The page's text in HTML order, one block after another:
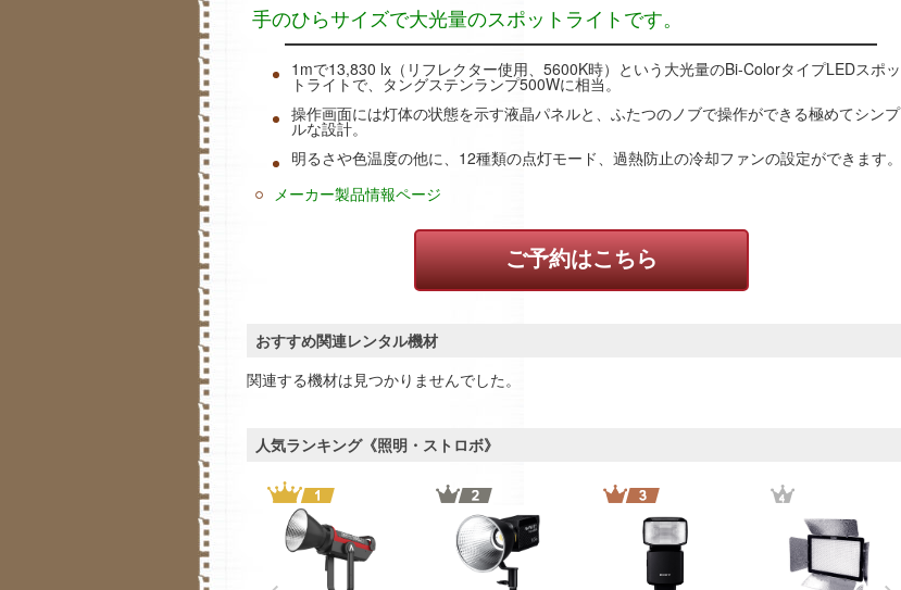
手のひらサイズで大光量のスポットライトです。
1mで13,830 lx（リフレクター使用、5600K時）という大光量のBi-ColorタイプLEDスポッ
トライトで、タングステンランプ500Wに相当。
操作画面には灯体の状態を示す液晶パネルと、ふたつのノブで操作ができる極めてシンプ
ルな設計。
明るさや色温度の他に、12種類の点灯モード、過熱防止の冷却ファンの設定ができます。
メーカー製品情報ページ
ご予約はこちら
おすすめ関連レンタル機材
関連する機材は見つかりませんでした。
人気ランキング《照明・ストロボ》